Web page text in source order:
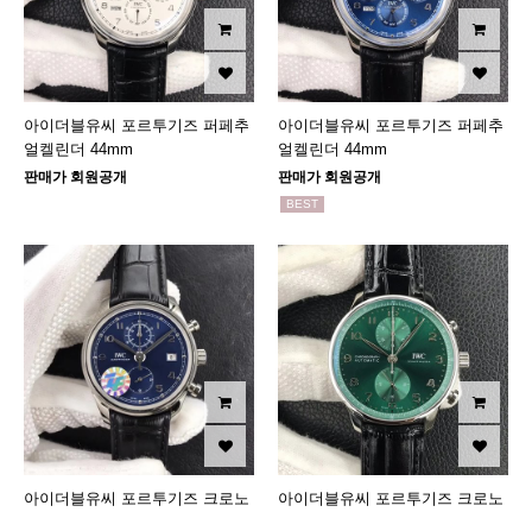
아이더블유씨 포르투기즈 퍼페추
얼켈린더 44mm
판매가 회원공개
아이더블유씨 포르투기즈 퍼페추
얼켈린더 44mm
판매가 회원공개
BEST
아이더블유씨 포르투기즈 크로노
아이더블유씨 포르투기즈 크로노